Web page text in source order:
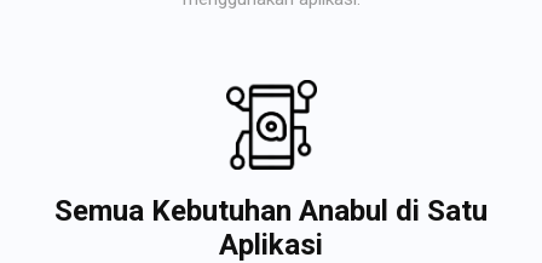
Semua Kebutuhan Anabul di Satu
Aplikasi